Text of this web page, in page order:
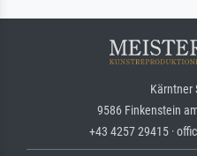
Kärntner
9586 Finkenstein
+43 4257 29415 ·